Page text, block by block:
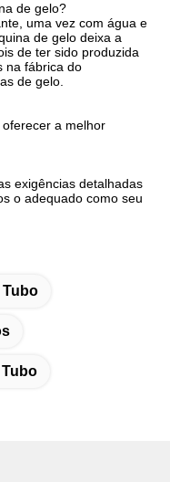
de gelo?
uma vez com água e
de gelo deixa a
de ter sido produzida
na fábrica do
de gelo.
a melhor
exigências detalhadas
o adequado como seu
Tubo
Tubo